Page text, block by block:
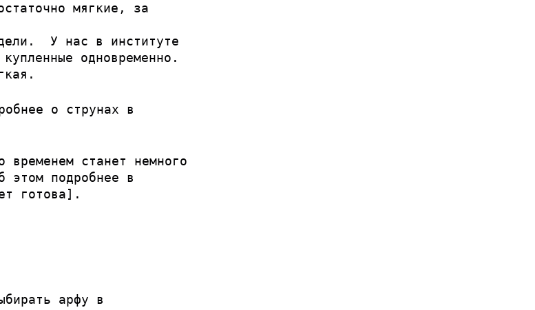
мягкие, за
У нас в институте
одновременно.
о струнах в
станет немного
этом подробнее в
готова].
арфу в